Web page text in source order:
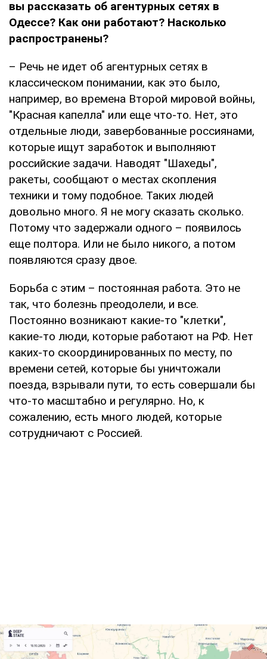
вы рассказать об агентурных сетях в
Одессе? Как они работают? Насколько
распространены?
– Речь не идет об агентурных сетях в
классическом понимании, как это было,
например, во времена Второй мировой войны,
"Красная капелла" или еще что-то. Нет, это
отдельные люди, завербованные россиянами,
которые ищут заработок и выполняют
российские задачи. Наводят "Шахеды",
ракеты, сообщают о местах скопления
техники и тому подобное. Таких людей
довольно много. Я не могу сказать сколько.
Потому что задержали одного – появилось
еще полтора. Или не было никого, а потом
появляются сразу двое.
Борьба с этим – постоянная работа. Это не
так, что болезнь преодолели, и все.
Постоянно возникают какие-то "клетки",
какие-то люди, которые работают на РФ. Нет
каких-то скоординированных по месту, по
времени сетей, которые бы уничтожали
поезда, взрывали пути, то есть совершали бы
что-то масштабно и регулярно. Но, к
сожалению, есть много людей, которые
сотрудничают с Россией.